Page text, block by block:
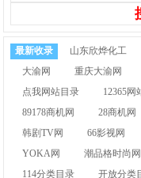
最新收录 山东欣烨化工
大渝网
重庆大渝网
点我网站目录
12365网
89178商机网
28商机网
韩剧TV网
66影视网
YOKA网
潮品格时尚网
114分类目录
开放分类